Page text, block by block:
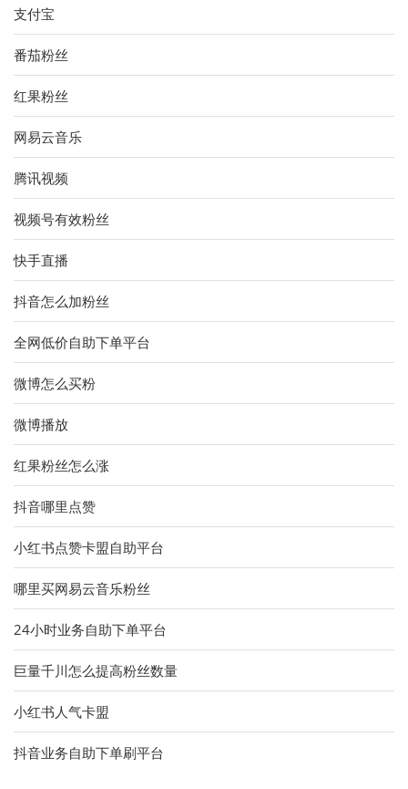
支付宝
番茄粉丝
红果粉丝
网易云音乐
腾讯视频
视频号有效粉丝
快手直播
抖音怎么加粉丝
全网低价自助下单平台
微博怎么买粉
微博播放
红果粉丝怎么涨
抖音哪里点赞
小红书点赞卡盟自助平台
哪里买网易云音乐粉丝
24小时业务自助下单平台
巨量千川怎么提高粉丝数量
小红书人气卡盟
抖音业务自助下单刷平台